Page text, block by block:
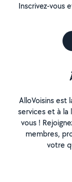
Inscrivez-vous
AlloVoisins est
services et à la
vous !
membres,
votre